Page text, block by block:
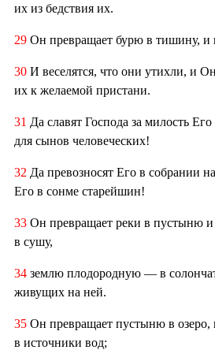
их из бедствия их.
29 Он превращает бурю в тишину, и
30 И веселятся, что они утихли, и
их к желаемой пристани.
31 Да славят Господа за милость
для сынов человеческих!
32 Да превозносят Его в собрании
Его в сонме старейшин!
33 Он превращает реки в пустыню
в сушу,
34 землю плодородную — в
живущих на ней.
35 Он превращает пустыню в
в источники вод;